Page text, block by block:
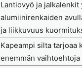
Lantiovyö ja jalkalenkit
alumiinirenkaiden
ja liikkuvuus
Kapeampi silta tarjoaa
enemmän vaihtoehtoja